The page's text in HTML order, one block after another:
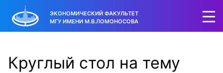
ЭКОНОМИЧЕСКИЙ ФАКУЛЬТЕТ
МГУ ИМЕНИ М.В.ЛОМОНОСОВА
Круглый стол на тему